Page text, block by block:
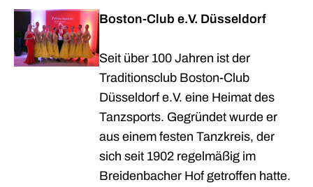
Boston-Club e.V. Düsseldorf
Seit über 100 Jahren ist der
Traditionsclub Boston-Club
Düsseldorf e.V. eine Heimat des
Tanzsports. Gegründet wurde er
aus einem festen Tanzkreis, der
sich seit 1902 regelmäßig im
Breidenbacher Hof getroffen hatte.